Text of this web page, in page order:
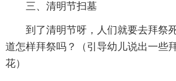
三、清明节扫墓
到了清明节呀，人们就要去拜祭
道怎样拜祭吗？（引导幼儿说出一些
花）